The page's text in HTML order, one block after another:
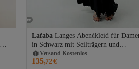
Lafaba Langes Abendkleid für
in Schwarz mit Seilträgern und
Steindetail
Versand Kostenlos
Gratis Versand
Versand Kostenlos
135,72€